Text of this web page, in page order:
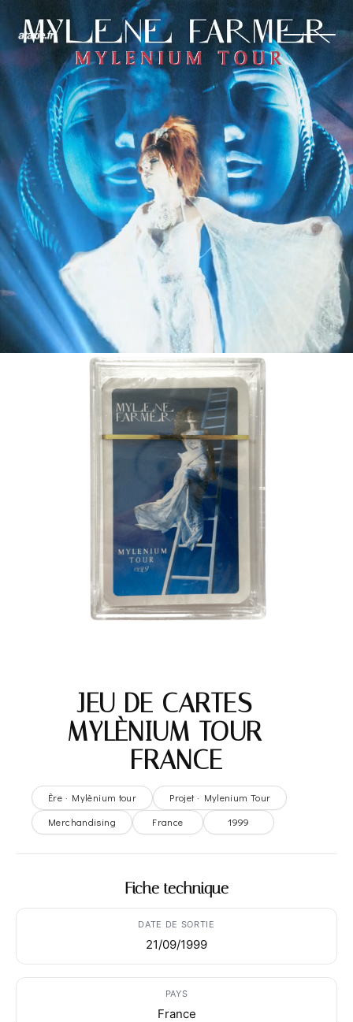
← Retour
Ajouter à ma collection Ajouter à ma wishlist
Comparer cet objet Voir ma collection
JEU DE CARTES –
MYLÈNIUM TOUR –
FRANCE
Ère · Mylènium tour
Projet · Mylenium Tour
Merchandising
France 1999
Fiche technique
DATE DE SORTIE
21/09/1999
PAYS
France